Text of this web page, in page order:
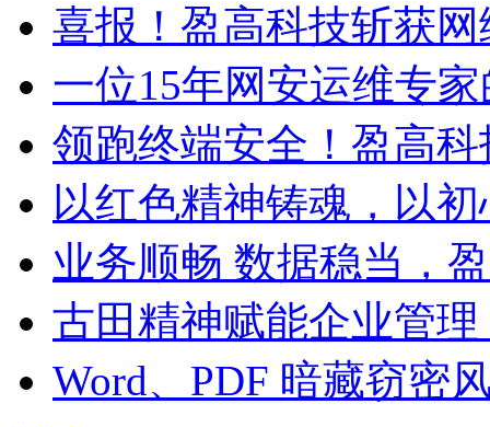
喜报！盈高科技斩获
一位15年网安运维专
领跑终端安全！盈高
以红色精神铸魂，以
业务顺畅 数据稳当，
古田精神赋能企业管
Word、PDF 暗藏窃密